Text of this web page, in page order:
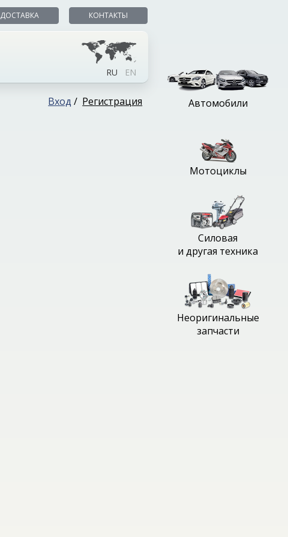
ДОСТАВКА КОНТАКТЫ
RU EN
Вход / Регистрация Автомобили
Мотоциклы
Силовая
и другая техника
Неоригинальные
запчасти